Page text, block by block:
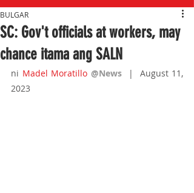
SC: Gov't officials at workers, may
chance itama ang SALN
BULGAR
ni Madel Moratillo @News
|  August 11,
2023